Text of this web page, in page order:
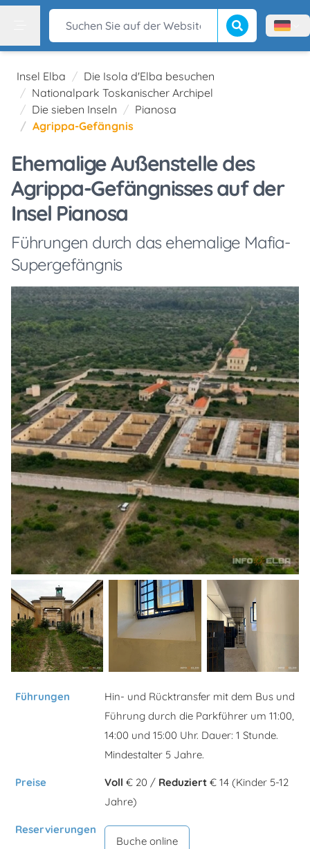
Suchen Sie auf der Website Suche beginnen
Menù
Insel Elba
Die Isola d'Elba besuchen
Nationalpark Toskanischer Archipel
Die sieben Inseln
Pianosa
Agrippa-Gefängnis
Ehemalige Außenstelle des
Agrippa-Gefängnisses auf der
Insel Pianosa
Führungen durch das ehemalige Mafia-
Supergefängnis
Führungen
Hin- und Rücktransfer mit dem Bus und
Führung durch die Parkführer um 11:00,
14:00 und 15:00 Uhr. Dauer: 1 Stunde.
Mindestalter 5 Jahre.
Preise Voll € 20 / Reduziert € 14 (Kinder 5-12
Jahre)
Reservierungen
Buche online